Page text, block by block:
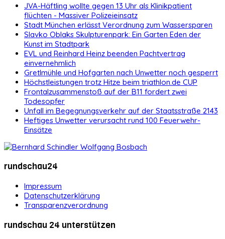
JVA-Häftling wollte gegen 13 Uhr als Klinikpatient
flüchten - Massiver Polizeieinsatz
Stadt München erlässt Verordnung zum Wassersparen
Slavko Oblaks Skulpturenpark: Ein Garten Eden der
Kunst im Stadtpark
EVL und Reinhard Heinz beenden Pachtvertrag
einvernehmlich
Gretlmühle und Hofgarten nach Unwetter noch gesperrt
Höchstleistungen trotz Hitze beim triathlon.de CUP
Frontalzusammenstoß auf der B11 fordert zwei
Todesopfer
Unfall im Begegnungsverkehr auf der Staatsstraße 2143
Heftiges Unwetter verursacht rund 100 Feuerwehr-
Einsätze
rundschau24
Impressum
Datenschutzerklärung
Transparenzverordnung
rundschau 24 unterstützen